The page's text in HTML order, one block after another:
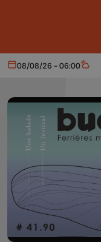
Aujourd'hui
08/08/26 - 06:00